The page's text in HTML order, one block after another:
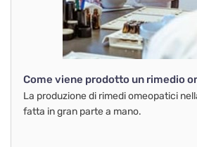
Come viene prodotto un rimedio
La produzione di rimedi omeopatici
fatta in gran parte a mano.